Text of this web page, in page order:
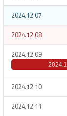
2024.12.07
2024.12.08
2024.12.09
2024.12.10
2024.12.11